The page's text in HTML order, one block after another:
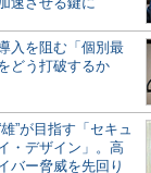
入を阻む「個別最
どう打破するか
”が目指す「セキュ
・デザイン」。高
バー脅威を先回り